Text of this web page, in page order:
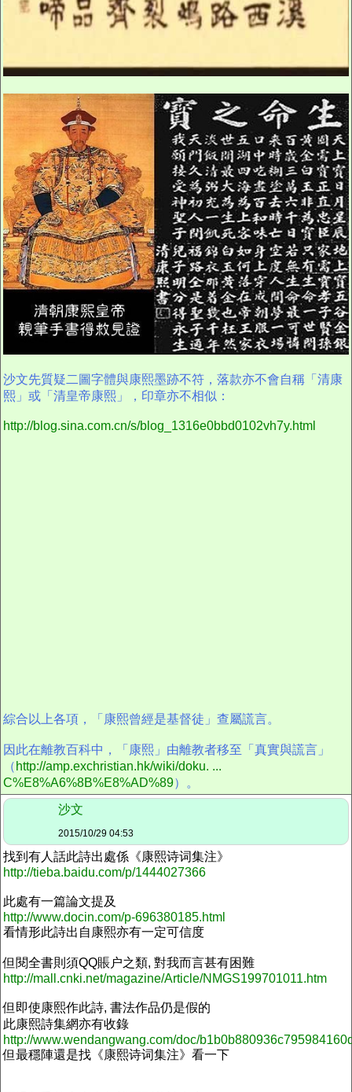
沙文先質疑二圖字體與康熙墨跡不符，落款亦不會自稱「清康
熙」或「清皇帝康熙」，印章亦不相似：
http://blog.sina.com.cn/s/blog_1316e0bbd0102vh7y.html
綜合以上各項，「康熙曾經是基督徒」查屬謊言。
因此在離教百科中，「康熙」由離教者移至「真實與謊言」
（ http://amp.exchristian.hk/wiki/doku. ...
C%E8%A6%8B%E8%AD%89）。
沙文
2015/10/29 04:53
找到有人話此詩出處係《康熙诗词集注》
http://tieba.baidu.com/p/1444027366
此處有一篇論文提及
http://www.docin.com/p-696380185.html
看情形此詩出自康熙亦有一定可信度
但閱全書則須QQ賬户之類, 對我而言甚有困難
http://mall.cnki.net/magazine/Article/NMGS199701011.htm
但即使康熙作此詩, 書法作品仍是假的
此康熙詩集網亦有收錄
http://www.wendangwang.com/doc/
但最穩陣還是找 《康熙诗词集注》看一下